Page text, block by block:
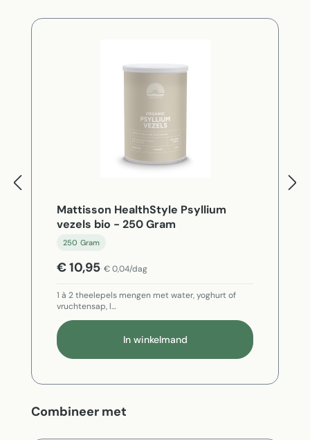
Mattisson HealthStyle Psyllium
vezels bio - 250 Gram
250 Gram
€ 10,95 € 0,04/dag
1 à 2 theelepels mengen met water, yoghurt of
vruchtensap, l…
In winkelmand
Productgalerij overslaan
Combineer met